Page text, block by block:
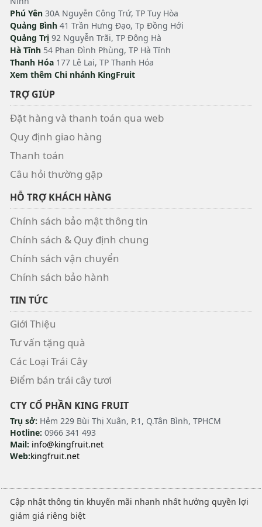
Phú Yên 30A Nguyễn Công Trứ, TP Tuy Hòa
Quảng Bình 41 Trần Hưng Đạo, Tp Đồng Hới
Quảng Trị 92 Nguyễn Trãi, TP Đông Hà
Hà Tĩnh 54 Phan Đình Phùng, TP Hà Tĩnh
Thanh Hóa 177 Lê Lai, TP Thanh Hóa
Xem thêm Chi nhánh KingFruit
TRỢ GIÚP
Đặt hàng và thanh toán qua web
Quy định giao hàng
Thanh toán
Câu hỏi thường gặp
HỖ TRỢ KHÁCH HÀNG
Chính sách bảo mật thông tin
Chính sách & Quy định chung
Chính sách vận chuyển
Chính sách bảo hành
TIN TỨC
Giới Thiệu
Tư vấn tặng quà
Các Loại Trái Cây
Điểm bán trái cây tươi
CTY CỔ PHẦN KING FRUIT
Trụ sở: Hẻm 229 Bùi Thị Xuân, P.1, Q.Tân Bình, TPHCM
Hotline: 0966 341 493
Mail: info@kingfruit.net
Web:kingfruit.net
Cập nhật thông tin khuyến mãi nhanh nhất hưởng quyền lợi
giảm giá riêng biệt